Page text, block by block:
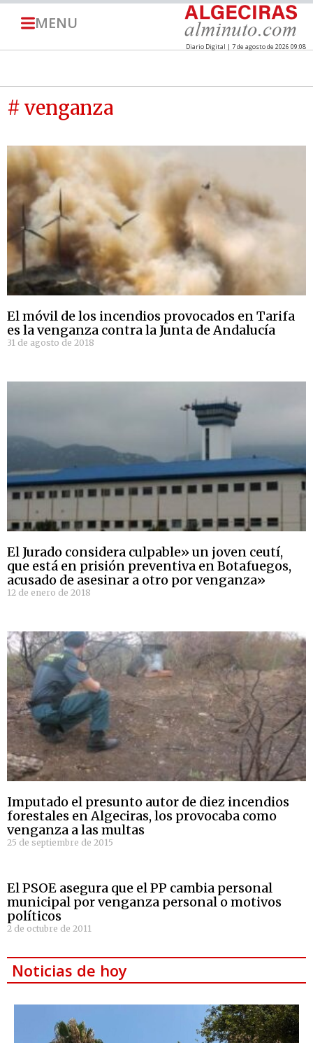
MENU
Diario Digital | 7 de agosto de 2026 09:08
# venganza
El móvil de los incendios provocados en Tarifa
es la venganza contra la Junta de Andalucía
31 de agosto de 2018
El Jurado considera culpable» un joven ceutí,
que está en prisión preventiva en Botafuegos,
acusado de asesinar a otro por venganza»
12 de enero de 2018
Imputado el presunto autor de diez incendios
forestales en Algeciras, los provocaba como
venganza a las multas
25 de septiembre de 2015
El PSOE asegura que el PP cambia personal
municipal por venganza personal o motivos
políticos
2 de octubre de 2011
Noticias de hoy